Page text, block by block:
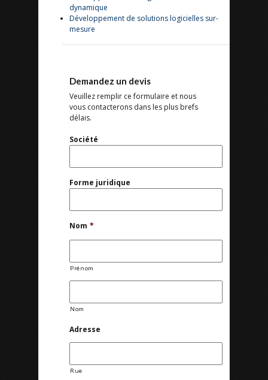
dynamique
Développement de solutions logicielles sur-
mesure
Demandez un devis
Veuillez remplir ce formulaire et nous
vous contacterons dans les plus brefs
délais.
Société
Forme juridique
Nom *
Prénom
Nom
Adresse
Rue